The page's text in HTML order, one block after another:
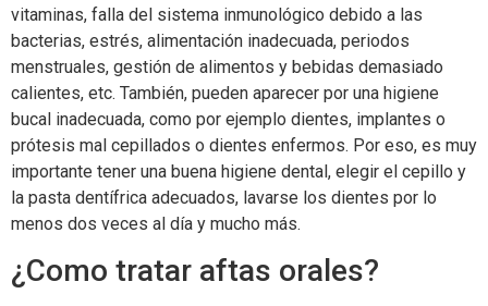
vitaminas, falla del sistema inmunológico debido a las
bacterias, estrés, alimentación inadecuada, periodos
menstruales, gestión de alimentos y bebidas demasiado
calientes, etc. También, pueden aparecer por una higiene
bucal inadecuada, como por ejemplo dientes, implantes o
prótesis mal cepillados o dientes enfermos. Por eso, es muy
importante tener una buena higiene dental, elegir el cepillo y
la pasta dentífrica adecuados, lavarse los dientes por lo
menos dos veces al día y mucho más.
¿Como tratar aftas orales?